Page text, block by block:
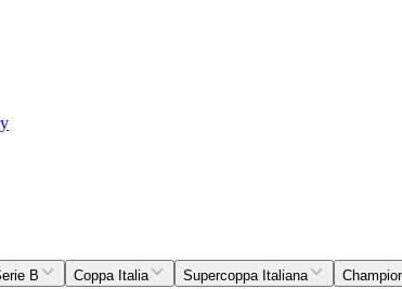
B Coppa Italia Supercoppa Italiana